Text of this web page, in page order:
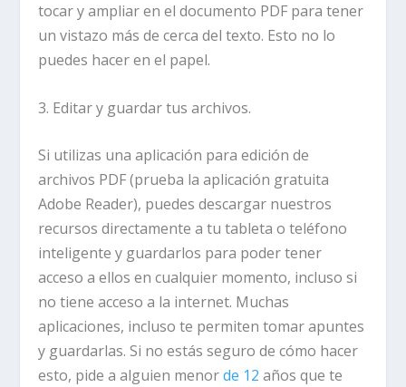
tocar y ampliar en el documento PDF para tener
un vistazo más de cerca del texto. Esto no lo
puedes hacer en el papel.
3. Editar y guardar tus archivos.
Si utilizas una aplicación para edición de
archivos PDF (prueba la aplicación gratuita
Adobe Reader), puedes descargar nuestros
recursos directamente a tu tableta o teléfono
inteligente y guardarlos para poder tener
acceso a ellos en cualquier momento, incluso si
no tiene acceso a la internet. Muchas
aplicaciones, incluso te permiten tomar apuntes
y guardarlas. Si no estás seguro de cómo hacer
esto, pide a alguien menorde 12 años que te